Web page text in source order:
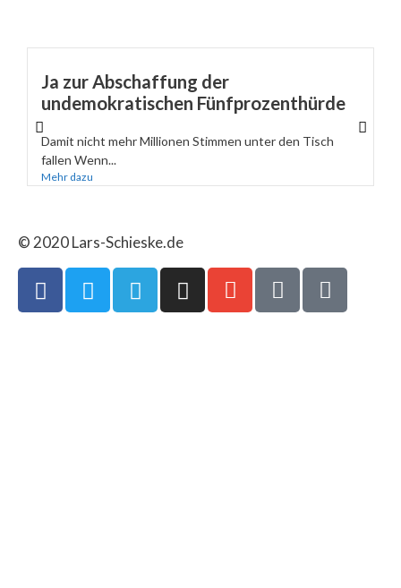
Ja zur Abschaffung der
undemokratischen Fünfprozenthürde
Damit nicht mehr Millionen Stimmen unter den Tisch
fallen Wenn...
Mehr dazu
© 2020 Lars-Schieske.de